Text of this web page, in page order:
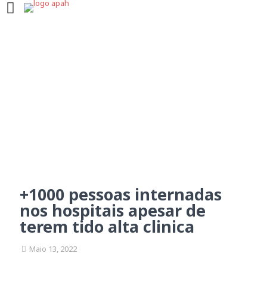
+1000 pessoas internadas
nos hospitais apesar de
terem tido alta clinica
Maio 13, 2022